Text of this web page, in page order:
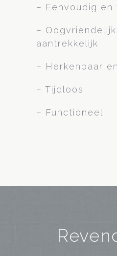
– Eenvoudig en
–
aantrekkelijk
– Herkenbaar
– Tijdloos
– Functioneel